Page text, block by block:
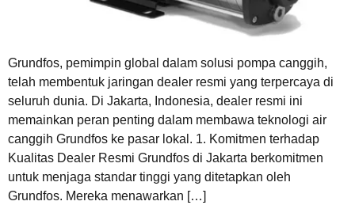
Grundfos, pemimpin global dalam solusi pompa canggih,
telah membentuk jaringan dealer resmi yang terpercaya di
seluruh dunia. Di Jakarta, Indonesia, dealer resmi ini
memainkan peran penting dalam membawa teknologi air
canggih Grundfos ke pasar lokal. 1. Komitmen terhadap
Kualitas Dealer Resmi Grundfos di Jakarta berkomitmen
untuk menjaga standar tinggi yang ditetapkan oleh
Grundfos. Mereka menawarkan […]